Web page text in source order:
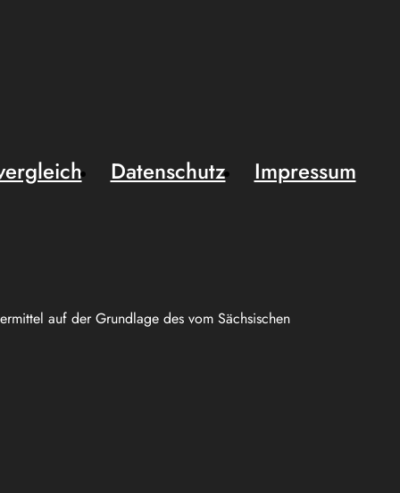
auf der Grundlage des vom Sächsischen
Datenschutz
Impressum